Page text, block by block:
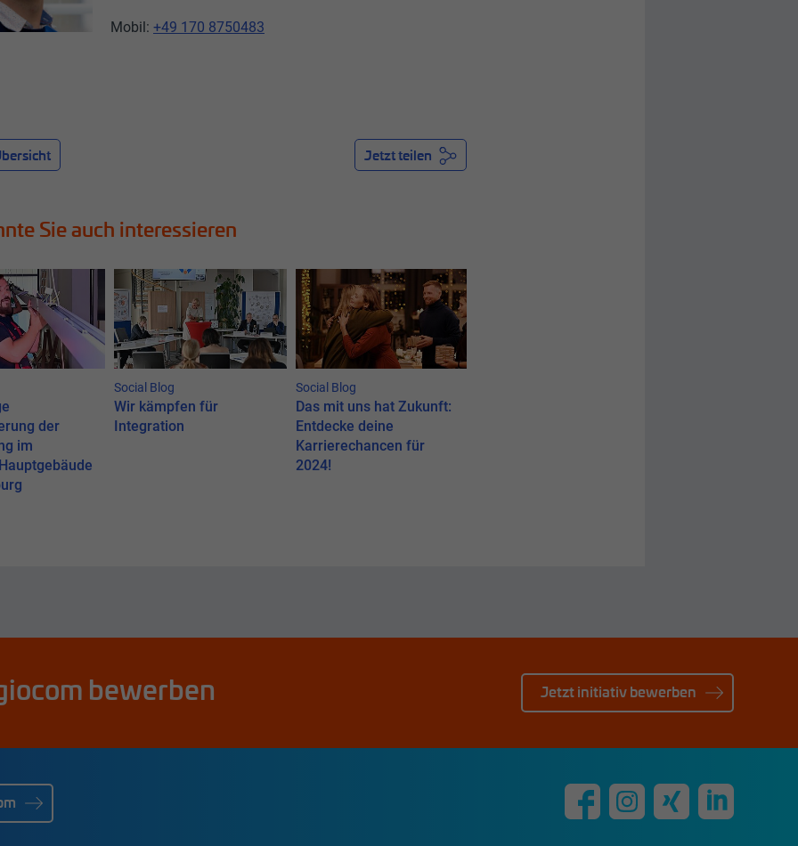
Mobil: +49 170 8750483
Jetzt teilen
Sie auch interessieren
der
im
Social Blog
Wir kämpfen für
Integration
Social Blog
Das mit uns hat Zukunft:
Entdecke deine
Karrierechancen für
2024!
bewerben Jetzt initiativ bewerben